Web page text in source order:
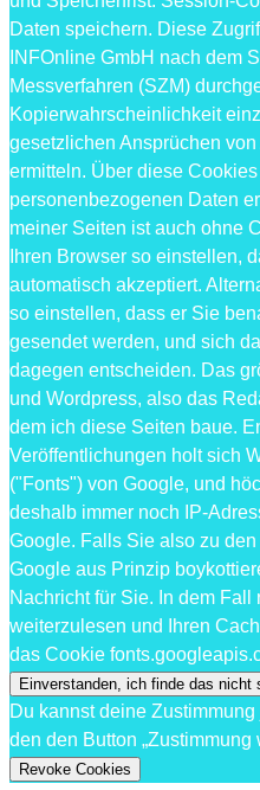
Daten speichern. Diese
INFOnline GmbH nach dem
Messverfahren (SZM)
Kopierwahrscheinlichkeit
gesetzlichen Ansprüchen
ermitteln. Über diese
personenbezogenen Daten
meiner Seiten ist auch ohne
Ihren Browser so einstellen,
automatisch akzeptiert.
so einstellen, dass er Sie
gesendet werden, und sich
dagegen entscheiden. Das
und Wordpress, also das
dem ich diese Seiten baue.
Veröffentlichungen holt sich
("Fonts") von Google, und
deshalb immer noch IP-
Google. Falls Sie also zu
Google aus Prinzip
Nachricht für Sie. In dem Fall
weiterzulesen und Ihren
das Cookie
Einverstanden, ich finde das nicht
Du kannst deine
den den Button „Zustimmung
Revoke Cookies